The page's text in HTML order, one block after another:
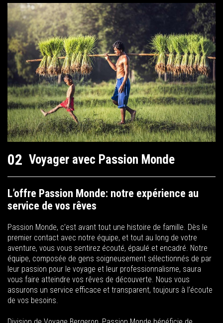
02 Voyager avec Passion Monde
L’offre Passion Monde: notre expérience au
service de vos rêves
Passion Monde, c’est avant tout une histoire de famille. Dès le
premier contact avec notre équipe, et tout au long de votre
aventure, vous vous sentirez écouté, épaulé et encadré. Notre
équipe, composée de gens soigneusement sélectionnés de par
leur passion pour le voyage et leur professionnalisme, saura
vous faire atteindre vos rêves de découverte. Nous vous
assurons un service efficace et transparent, toujours à l’écoute
de vos besoins.